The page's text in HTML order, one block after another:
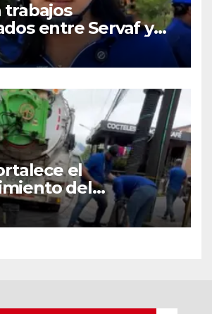
trabajos
entre Servaf y
de la doble calzada
el
del
en Florencia
Vactor.